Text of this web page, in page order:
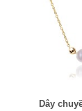
Dây